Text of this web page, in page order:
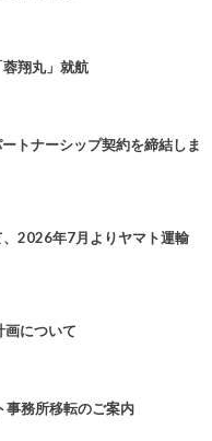
翔丸」就航
トナーシップ契約を締結しま
、2026年7月よりヤマト運輸
画について
事務所移転のご案内